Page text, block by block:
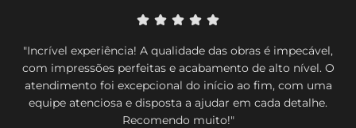
"Incrível experiência! A qualidade das obras é impecável,
com impressões perfeitas e acabamento de alto nível. O
atendimento foi excepcional do início ao fim, com uma
equipe atenciosa e disposta a ajudar em cada detalhe.
Recomendo muito!"